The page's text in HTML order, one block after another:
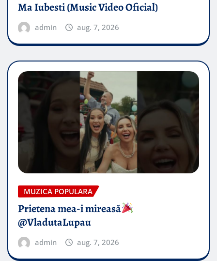
Ma Iubesti (Music Video Oficial)
admin aug. 7, 2026
MUZICA POPULARA
Prietena mea-i mireasă​
@VladutaLupau
admin aug. 7, 2026